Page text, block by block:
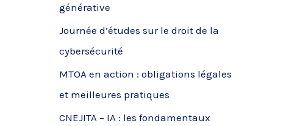
c
h
e
r
:
générative
Journée d’études sur le droit de la
cybersécurité
MTOA en action : obligations légales
et meilleures pratiques
CNEJITA – IA : les fondamentaux